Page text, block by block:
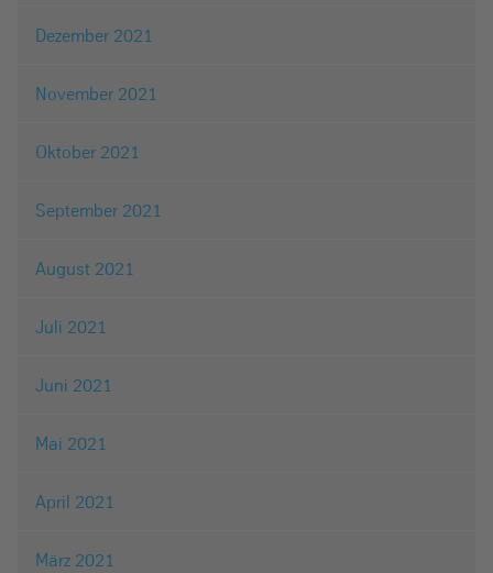
Dezember 2021
November 2021
Oktober 2021
September 2021
August 2021
Juli 2021
Juni 2021
Mai 2021
April 2021
März 2021